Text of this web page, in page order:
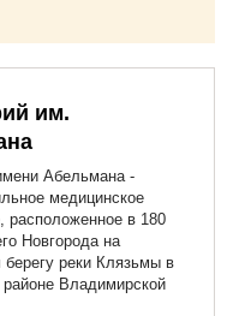
им.
Абельмана -
медицинское
расположенное в 180
Новгорода на
реки Клязьмы в
районе Владимирской